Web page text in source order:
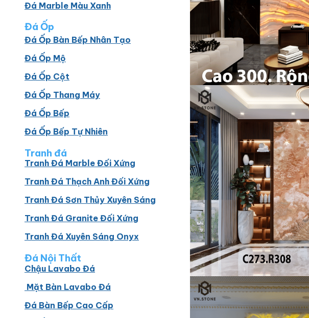
Đá Marble Màu Xanh
Đá Ốp
Đá Ốp Bàn Bếp Nhân Tạo​
Đá Ốp Mộ
Đá Ốp Cột
Đá Ốp Thang Máy
Đá Ốp Bếp
Đá Ốp Bếp Tự Nhiên
Tranh đá
Tranh Đá Marble Đối Xứng
Tranh Đá Thạch Anh Đối Xứng
Tranh Đá Sơn Thủy Xuyên Sáng
Tranh Đá Granite Đối Xứng
Tranh Đá Xuyên Sáng Onyx
Đá Nội Thất
Chậu Lavabo Đá
Mặt Bàn Lavabo Đá
Đá Bàn Bếp Cao Cấp